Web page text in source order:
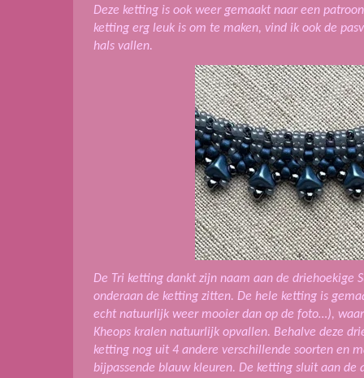
Deze ketting is ook weer gemaakt naar een
ketting erg leuk is om te maken, vind ik ook de
hals vallen.
De Tri ketting dankt zijn naam aan de driehoekige
onderaan de ketting zitten. De hele ketting is
echt natuurlijk weer mooier dan op de foto…),
Kheops kralen natuurlijk opvallen. Behalve deze
ketting nog uit 4 andere verschillende soorten en
bijpassende blauw kleuren. De ketting sluit aan de